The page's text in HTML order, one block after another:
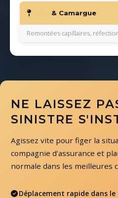
& Camargue
Remontées capillaires,
NE LAISSEZ
SINISTRE
Agissez vite pour figer la
compagnie d'assurance et
normale dans les meilleures
Déplacement rapide dans le